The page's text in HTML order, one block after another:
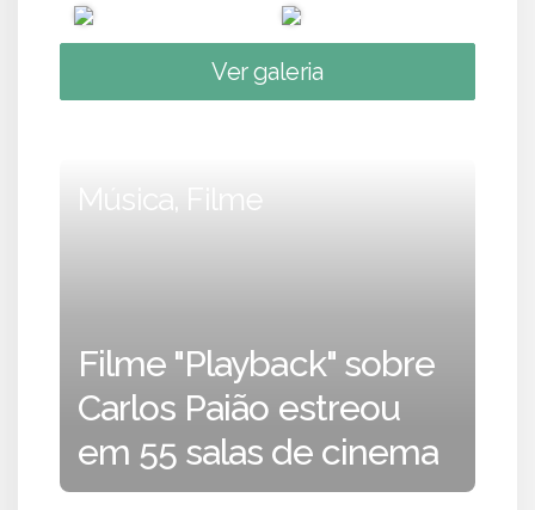
Ver galeria
Música, Filme
Filme "Playback" sobre
Carlos Paião estreou
em 55 salas de cinema